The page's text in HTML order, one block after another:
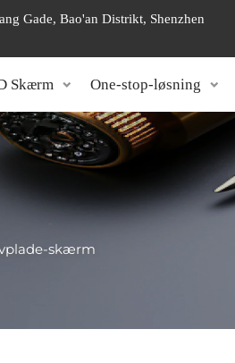
Gade, Bao'an Distrikt, Shenzhen
Skærm One-stop-løsning
skærm